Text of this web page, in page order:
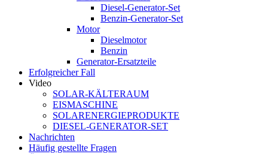
Diesel-Generator-Set
Benzin-Generator-Set
Motor
Dieselmotor
Benzin
Generator-Ersatzteile
Erfolgreicher Fall
Video
SOLAR-KÄLTERAUM
EISMASCHINE
SOLARENERGIEPRODUKTE
DIESEL-GENERATOR-SET
Nachrichten
Häufig gestellte Fragen